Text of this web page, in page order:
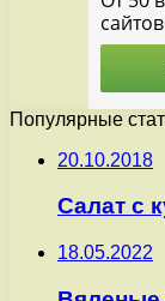
Популярные
20.10.2018
Салат с
18.05.2022